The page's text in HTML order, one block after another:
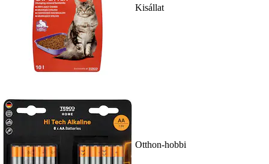
Kisállat
Otthon-hobbi